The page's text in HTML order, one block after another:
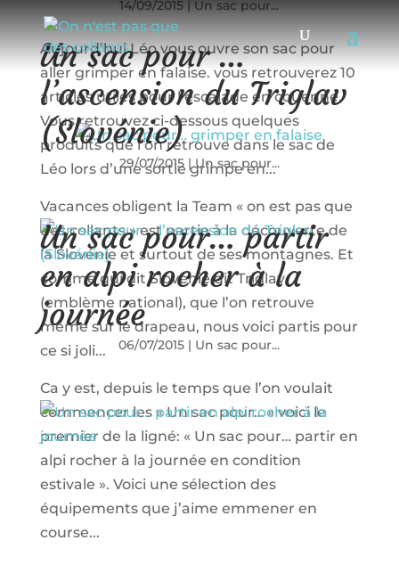
14/09/2015 Un sac pour...
Aujourd’hui Léo vous ouvre son sac pour
aller grimper en falaise. vous retrouverez 10
articles utiles pour l’escalade en couenne.
Vous retrouvez ci-dessous quelques
produits que l’on retrouve dans le sac de
Léo lors d’une sortie grimpe en...
Un sac pour …
l’ascension du Triglav
(Slovénie)
29/07/2015|Un sac pour...
Vacances obligent la Team « on est pas que
des collants » est partie à la découverte de
la Slovénie et surtout de ses montagnes. Et
comme qui dit Slovenie dit Triglav
(emblème national), que l’on retrouve
même sur le drapeau, nous voici partis pour
ce si joli...
Un sac pour… partir
en alpi rocher à la
journée
06/07/2015 | Un sac pour...
Ca y est, depuis le temps que l’on voulait
commencer les « Un sac pour… » voici le
premier de la ligné: « Un sac pour… partir en
alpi rocher à la journée en condition
estivale ». Voici une sélection des
équipements que j’aime emmener en
course...